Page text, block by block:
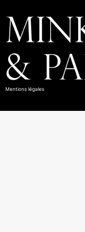
Mentions légales